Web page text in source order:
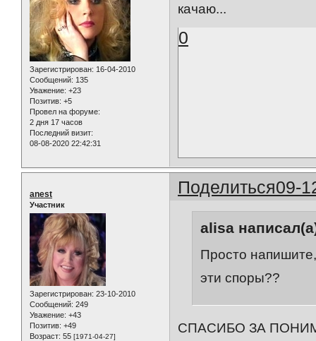
Зарегистрирован: 16-04-2010
Сообщений: 135
Уважение: +23
Позитив: +5
Провел на форуме:
2 дня 17 часов
Последний визит:
08-08-2020 22:42:31
качаю...
0
Поделиться09-
anest
Участник
Зарегистрирован: 23-10-2010
Сообщений: 249
Уважение: +43
Позитив: +49
Возраст: 55 [1971-04-27]
alisa
Просто
эти споры??
СПАСИБО ЗА